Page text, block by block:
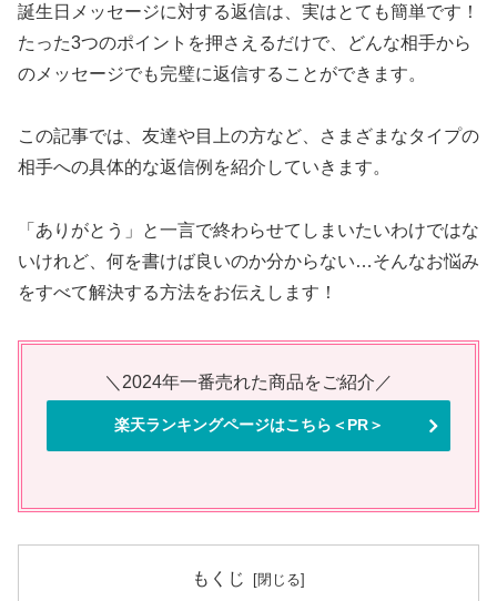
誕生日メッセージに対する返信は、実はとても簡単です！
たった3つのポイントを押さえるだけで、どんな相手から
のメッセージでも完璧に返信することができます。
この記事では、友達や目上の方など、さまざまなタイプの
相手への具体的な返信例を紹介していきます。
「ありがとう」と一言で終わらせてしまいたいわけではな
いけれど、何を書けば良いのか分からない…そんなお悩み
をすべて解決する方法をお伝えします！
＼2024年一番売れた商品をご紹介／
楽天ランキングページはこちら＜PR＞
もくじ